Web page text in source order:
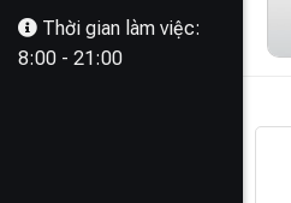
Thời gian làm việc:
8:00 - 21:00